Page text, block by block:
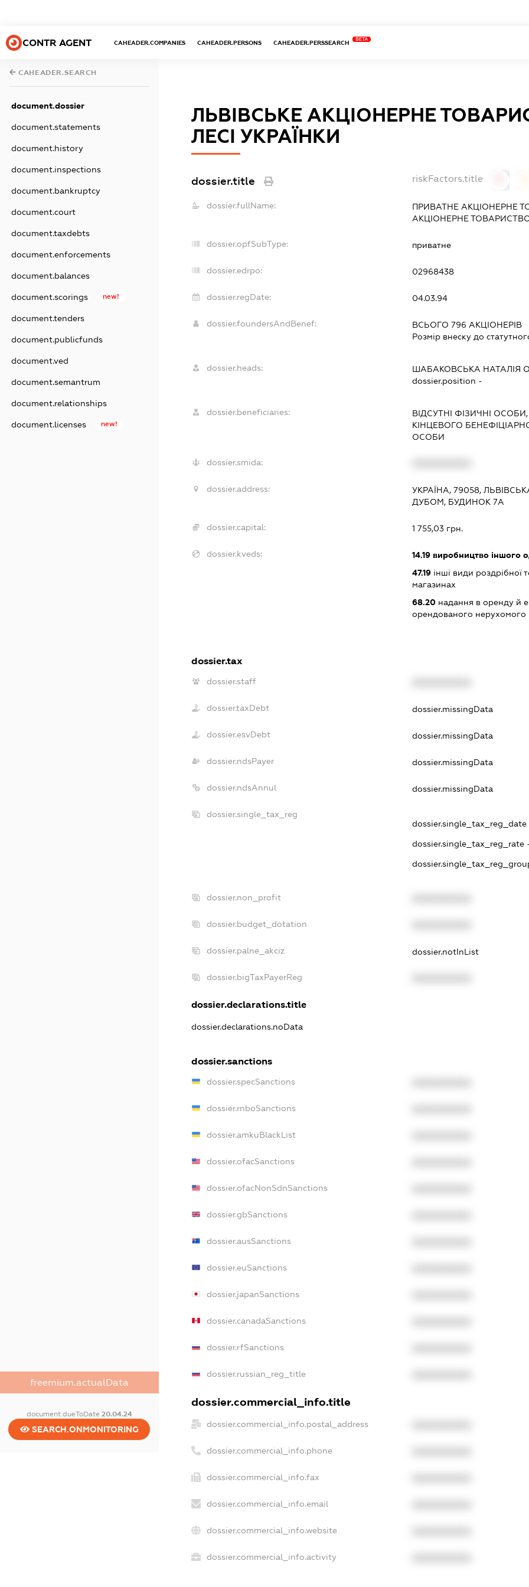
CONTR AGENT CAHEADER.COMPANIES CAHEADER.PERSONS CAHEADER.PERSSEARCH
BETA
CAHEADER.SEARCH
document.dossier
document.statements
document.history
document.inspections
document.bankruptcy
document.court
document.taxdebts
document.enforcements
document.balances
document.scorings new!
document.tenders
document.publicfunds
document.ved
document.semantrum
document.relationships
document.licenses new!
freemium.actualData
document.dueToDate 20.04.24
SEARCH.ONMONITORING
ЛЬВІВСЬКЕ АКЦІОНЕРНЕ
ЛЕСІ УКРАЇНКИ
dossier.title riskFactors.title
dossier.fullName:
ПРИВАТНЕ АКЦІОНЕРНЕ
АКЦІОНЕРНЕ ТОВАРИСТВО
dossier.opfSubType: приватне
dossier.edrpo: 02968438
dossier.regDate: 04.03.94
dossier.foundersAndBenef:
ВСЬОГО 796 АКЦІОНЕРІВ
Розмір внеску до
dossier.heads: ШАБАКОВСЬКА НАТАЛІЯ
dossier.position -
dossier.beneficiaries:
ВІДСУТНІ ФІЗИЧНІ
КІНЦЕВОГО
ОСОБИ
dossier.smida:
dossier.address:
УКРАЇНА, 79058,
ДУБОМ, БУДИНОК 7А
dossier.capital: 1 755,03 грн.
dossier.kveds: 14.19виробництво іншого
47.19інші види роздрібної
магазинах
68.20надання в оренду й
орендованого нерухомого
dossier.tax
dossier.staff
dossier.taxDebt dossier.missingData
dossier.esvDebt dossier.missingData
dossier.ndsPayer dossier.missingData
dossier.ndsAnnul dossier.missingData
dossier.single_tax_reg
dossier.single_tax_reg_date
dossier.single_tax_reg_rate
dossier.non_profit
dossier.budget_dotation
dossier.palne_akciz dossier.notInList
dossier.bigTaxPayerReg
dossier.declarations.title
dossier.declarations.noData
dossier.sanctions
dossier.specSanctions
dossier.rnboSanctions
dossier.amkuBlackList
dossier.ofacSanctions
dossier.ofacNonSdnSanctions
dossier.gbSanctions
dossier.ausSanctions
dossier.euSanctions
dossier.japanSanctions
dossier.canadaSanctions
dossier.rfSanctions
dossier.russian_reg_title
dossier.commercial_info.title
dossier.commercial_info.postal_address
dossier.commercial_info.phone
dossier.commercial_info.fax
dossier.commercial_info.email
dossier.commercial_info.website
dossier.commercial_info.activity